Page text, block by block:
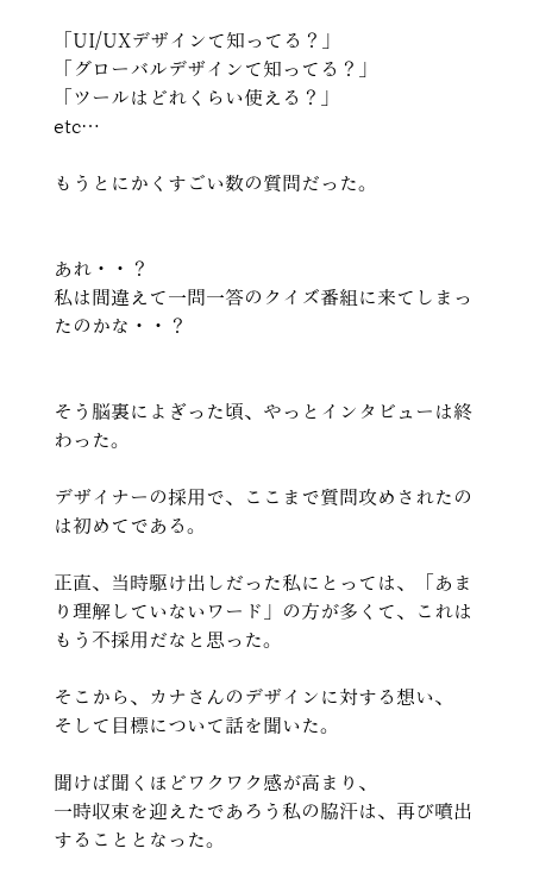
「UI/UXデザインて知ってる？」
「グローバルデザインて知ってる？」
「ツールはどれくらい使える？」
etc…
もうとにかくすごい数の質問だった。
あれ・・？
私は間違えて一問一答のクイズ番組に来てしまっ
たのかな・・？
そう脳裏によぎった頃、やっとインタビューは終
わった。
デザイナーの採用で、ここまで質問攻めされたの
は初めてである。
正直、当時駆け出しだった私にとっては、「あま
り理解していないワード」の方が多くて、これは
もう不採用だなと思った。
そこから、カナさんのデザインに対する想い、
そして目標について話を聞いた。
聞けば聞くほどワクワク感が高まり、
一時収束を迎えたであろう私の脇汗は、再び噴出
することとなった。